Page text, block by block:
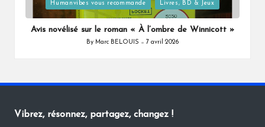
Posted
in
Humanvibes vous recommande Livres, BD & Jeux
Avis novélisé sur le roman « À l’ombre de Winnicott »
Posted
By Marc BELOUIS 7 avril 2026
Vibrez, résonnez, partagez, changez !